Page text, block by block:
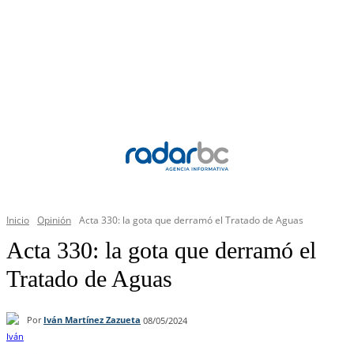
Inicio Opinión Acta 330: la gota que derramó el Tratado de Aguas
Acta 330: la gota que derramó el
Tratado de Aguas
Por Iván Martínez Zazueta 08/05/2024